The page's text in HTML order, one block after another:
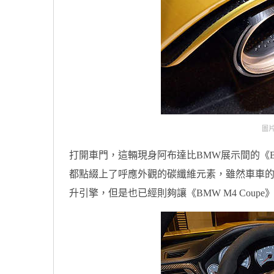
圖
打開車門，這輛現身阿布達比BMW展示間的
都點綴上了呼應外觀的碳纖維元素，雖然車車
升引擎，但是也已經則夠讓《BMW M4 Coupe